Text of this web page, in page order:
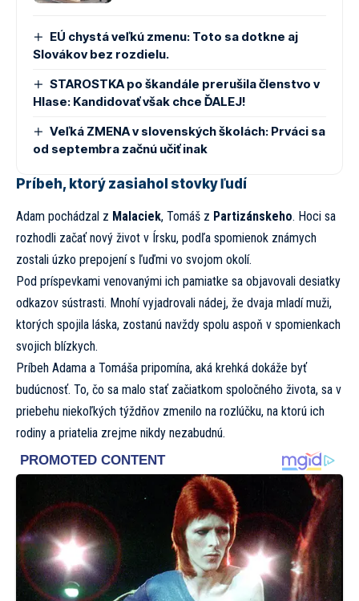
EÚ chystá veľkú zmenu: Toto sa dotkne aj
Slovákov bez rozdielu.
STAROSTKA po škandále prerušila členstvo v
Hlase: Kandidovať však chce ĎALEJ!
Veľká ZMENA v slovenských školách: Prváci sa
od septembra začnú učiť inak
Príbeh, ktorý zasiahol stovky ľudí
Adam pochádzal z Malaciek, Tomáš z Partizánskeho. Hoci sa
rozhodli začať nový život v Írsku, podľa spomienok známych
zostali úzko prepojení s ľuďmi vo svojom okolí.
Pod príspevkami venovanými ich pamiatke sa objavovali desiatky
odkazov sústrasti. Mnohí vyjadrovali nádej, že dvaja mladí muži,
ktorých spojila láska, zostanú navždy spolu aspoň v spomienkach
svojich blízkych.
Príbeh Adama a Tomáša pripomína, aká krehká dokáže byť
budúcnosť. To, čo sa malo stať začiatkom spoločného života, sa v
priebehu niekoľkých týždňov zmenilo na rozlúčku, na ktorú ich
rodiny a priatelia zrejme nikdy nezabudnú.